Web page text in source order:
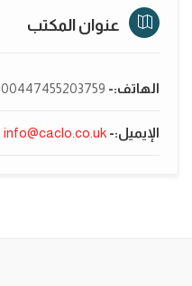
عنوان المكتب
الهاتف:- 00447455203759
الإيميل:- info@caclo.co.uk